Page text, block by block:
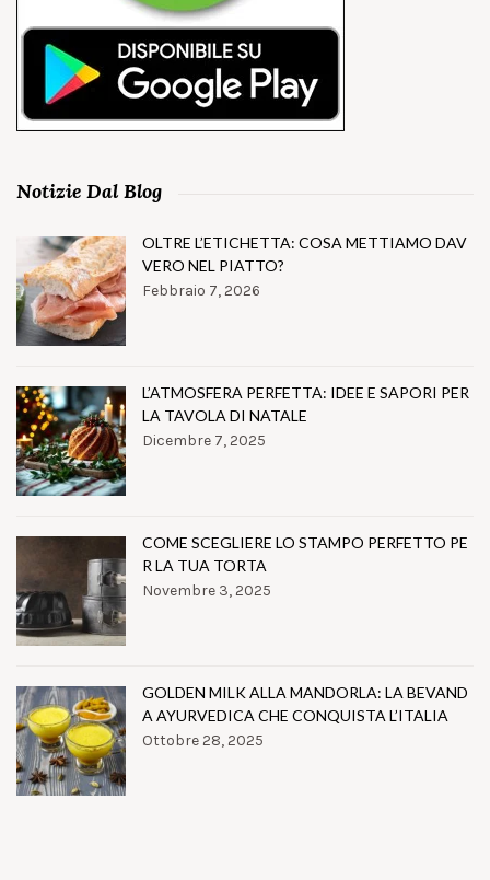
Notizie Dal Blog
OLTRE L’ETICHETTA: COSA METTIAMO DAV
VERO NEL PIATTO?
Febbraio 7, 2026
L’ATMOSFERA PERFETTA: IDEE E SAPORI PER
LA TAVOLA DI NATALE
Dicembre 7, 2025
COME SCEGLIERE LO STAMPO PERFETTO PE
R LA TUA TORTA
Novembre 3, 2025
GOLDEN MILK ALLA MANDORLA: LA BEVAND
A AYURVEDICA CHE CONQUISTA L’ITALIA
Ottobre 28, 2025